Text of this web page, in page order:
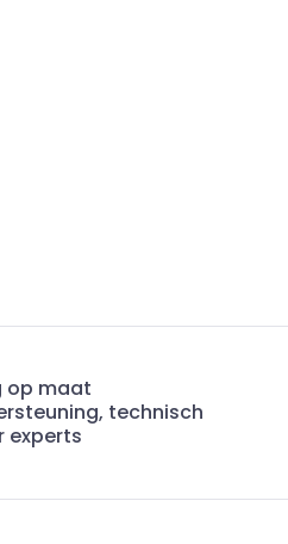
op maat
technisch
experts